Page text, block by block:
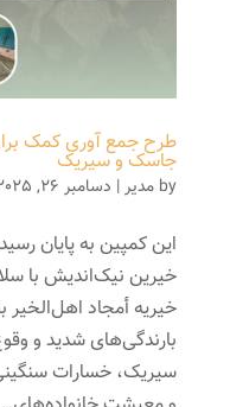
طرح جمع آوری کمک
جاسک و سیریک
by مدیر| دسامبر 26, 2025
این کمپین به پایان
خیرین نیک‌اندیش با
خیریه أمجاد
بارندگی‌های شدید و
سیریک، خسارات